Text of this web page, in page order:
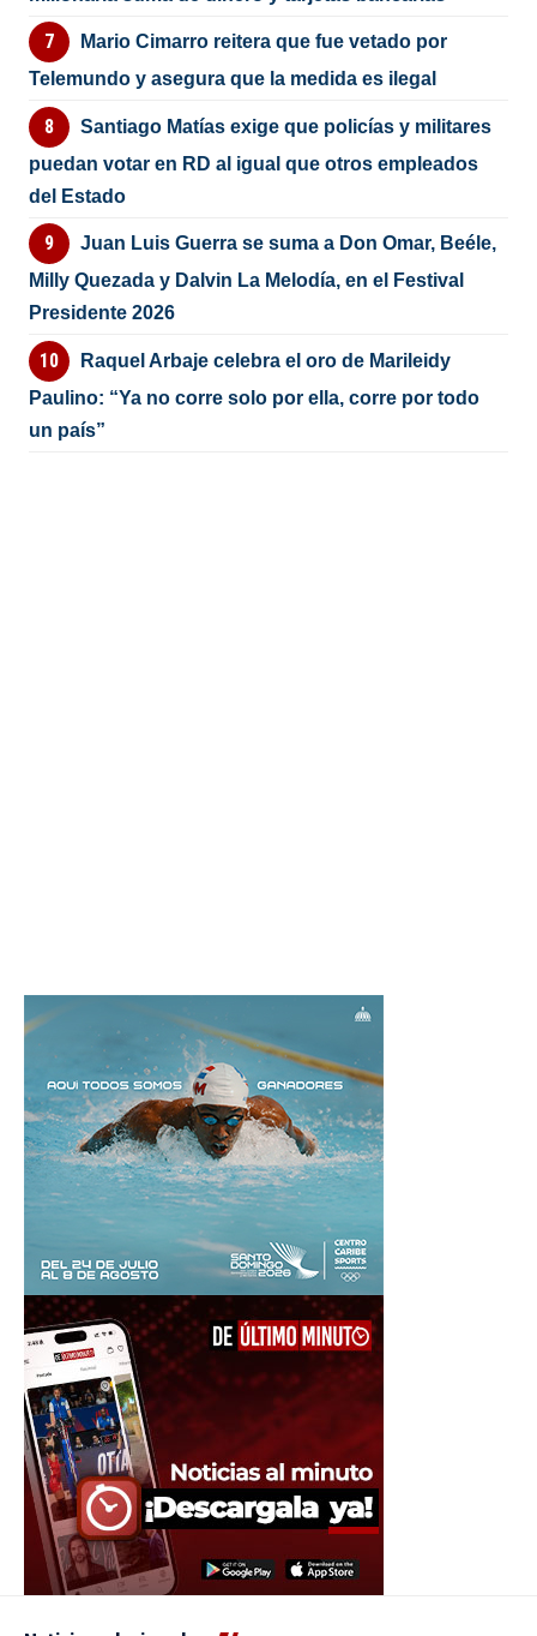
Mario Cimarro reitera que fue vetado por
Telemundo y asegura que la medida es ilegal
Santiago Matías exige que policías y militares
puedan votar en RD al igual que otros empleados
del Estado
Juan Luis Guerra se suma a Don Omar, Beéle,
Milly Quezada y Dalvin La Melodía, en el Festival
Presidente 2026
Raquel Arbaje celebra el oro de Marileidy
Paulino: “Ya no corre solo por ella, corre por todo
un país”